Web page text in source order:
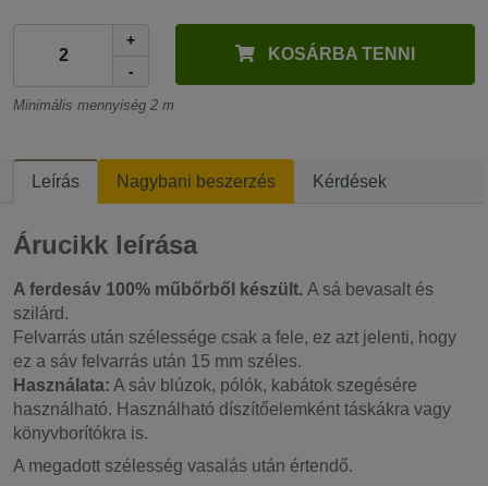
+
-
KOSÁRBA TENNI
Minimális mennyiség 2 m
Leírás Nagybani beszerzés Kérdések
Árucikk leírása
A ferdesáv 100% műbőrből készült. A sá bevasalt és
szilárd.
Felvarrás után szélessége csak a fele, ez azt jelenti, hogy
ez a sáv felvarrás után 15 mm széles.
Használata: A sáv blúzok, pólók, kabátok szegésére
használható. Használható díszítőelemként táskákra vagy
könyvborítókra is.
A megadott szélesség vasalás után értendő.